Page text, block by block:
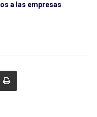
a las empresas